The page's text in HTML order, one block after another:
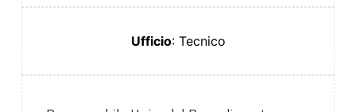
Ufficio: Tecnico